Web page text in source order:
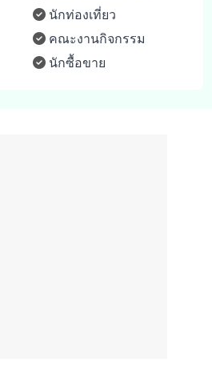
นักท่องเที่ยว
คณะงานกิจกรรม
นักซื้อขาย